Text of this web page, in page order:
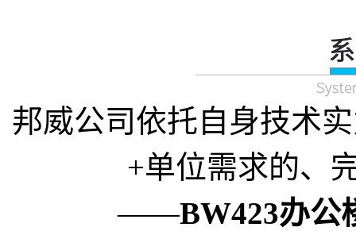
邦威公司依托自身技术
+单位需求的、
——BW423办公